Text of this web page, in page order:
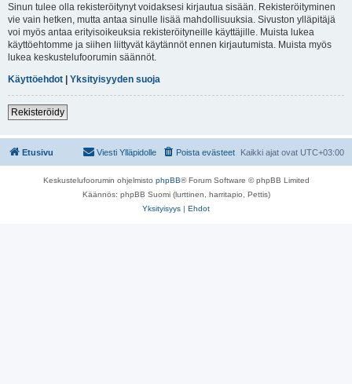
Sinun tulee olla rekisteröitynyt voidaksesi kirjautua sisään. Rekisteröityminen
vie vain hetken, mutta antaa sinulle lisää mahdollisuuksia. Sivuston ylläpitäjä
voi myös antaa erityisoikeuksia rekisteröityneille käyttäjille. Muista lukea
käyttöehtomme ja siihen liittyvät käytännöt ennen kirjautumista. Muista myös
lukea keskustelufoorumin säännöt.
Käyttöehdot | Yksityisyyden suoja
Rekisteröidy
Etusivu Kaikki ajat ovat UTC+03:00
Poista evästeet
Viesti Ylläpidolle
Keskustelufoorumin ohjelmisto phpBB® Forum Software © phpBB Limited
Käännös: phpBB Suomi (lurttinen, harritapio, Pettis)
Yksityisyys | Ehdot